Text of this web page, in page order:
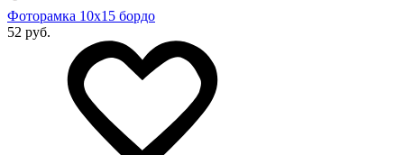
Фоторамка 10х15 бордо
52 руб.